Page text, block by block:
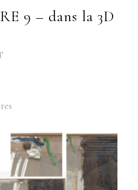
9 – dans la 3D